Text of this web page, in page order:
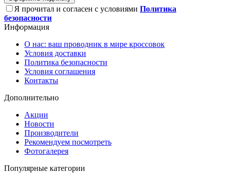
Я прочитал и согласен с условиями Политика
безопасности
Информация
О нас: ваш проводник в мире кроссовок
Условия доставки
Политика безопасности
Условия соглашения
Контакты
Дополнительно
Акции
Новости
Производители
Рекомендуем посмотреть
Фотогалерея
Популярные категории